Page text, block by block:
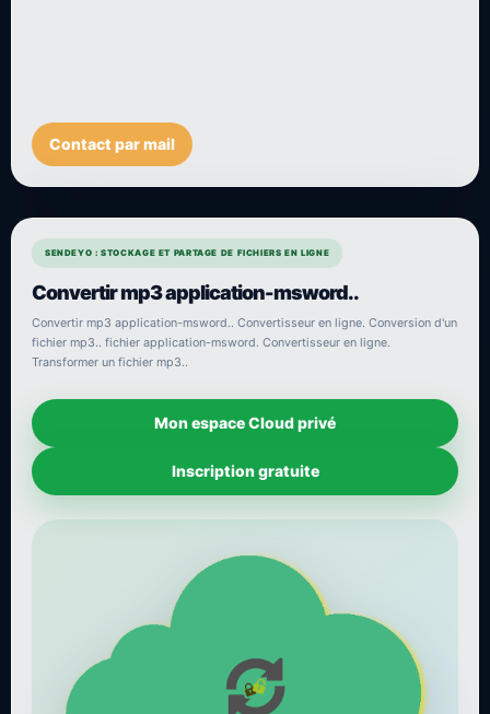
Contact par mail
SENDEYO : STOCKAGE ET PARTAGE DE FICHIERS EN LIGNE
Convertir mp3 application-msword..
Convertir mp3 application-msword.. Convertisseur en ligne. Conversion d'un
fichier mp3.. fichier application-msword. Convertisseur en ligne.
Transformer un fichier mp3..
Mon espace Cloud privé
Inscription gratuite